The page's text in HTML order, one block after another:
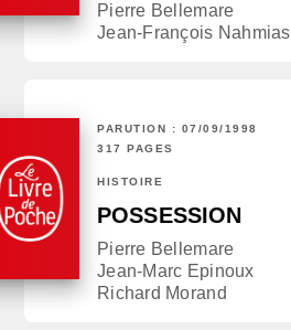
Pierre Bellemare
Jean-François Nahmias
PARUTION : 07/09/1998
317 PAGES
HISTOIRE
POSSESSION
Pierre Bellemare
Jean-Marc Epinoux
Richard Morand